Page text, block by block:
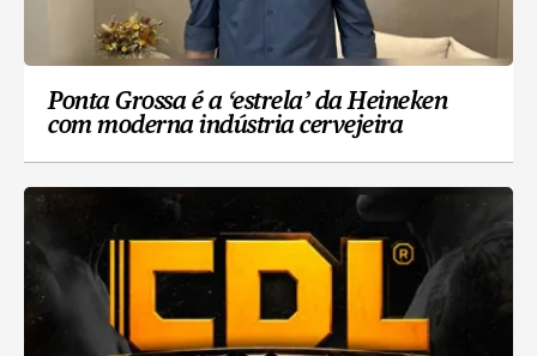
Ponta Grossa é a ‘estrela’ da Heineken
com moderna indústria cervejeira